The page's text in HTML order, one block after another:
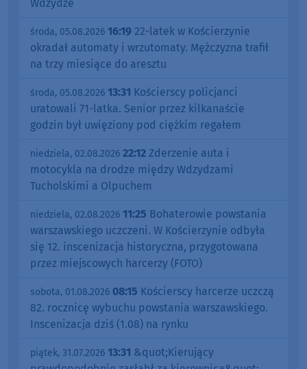
Wdzydze
środa, 05.08.2026 16:19 22-latek w Kościerzynie
okradał automaty i wrzutomaty. Mężczyzna trafił
na trzy miesiące do aresztu
środa, 05.08.2026 13:31 Kościerscy policjanci
uratowali 71-latka. Senior przez kilkanaście
godzin był uwięziony pod ciężkim regałem
niedziela, 02.08.2026 22:12 Zderzenie auta i
motocykla na drodze między Wdzydzami
Tucholskimi a Olpuchem
niedziela, 02.08.2026 11:25 Bohaterowie powstania
warszawskiego uczczeni. W Kościerzynie odbyła
się 12. inscenizacja historyczna, przygotowana
przez miejscowych harcerzy (FOTO)
sobota, 01.08.2026 08:15 Kościerscy harcerze uczczą
82. rocznicę wybuchu powstania warszawskiego.
Inscenizacja dziś (1.08) na rynku
piątek, 31.07.2026 13:31 &quot;Kierujący